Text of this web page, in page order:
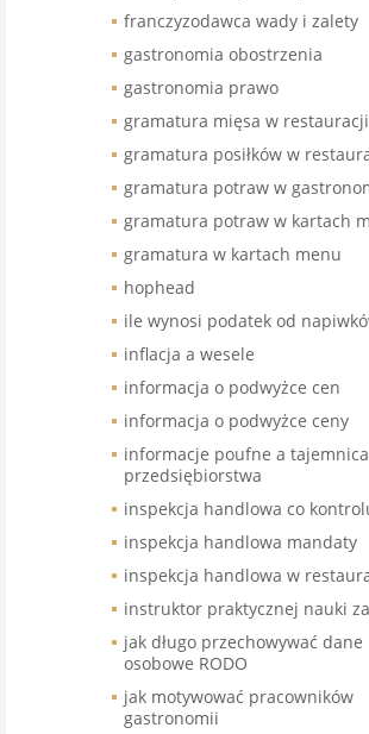
franczyzodawca wady i zalety
gastronomia obostrzenia
gastronomia prawo
gramatura mięsa w restauracji
gramatura posiłków w
gramatura potraw w
gramatura potraw w kartach
gramatura w kartach menu
hophead
ile wynosi podatek od
inflacja a wesele
informacja o podwyżce cen
informacja o podwyżce ceny
informacje poufne a tajemnica
przedsiębiorstwa
inspekcja handlowa co
inspekcja handlowa mandaty
inspekcja handlowa w
instruktor praktycznej nauki
jak długo przechowywać dane
osobowe RODO
jak motywować pracowników
gastronomii